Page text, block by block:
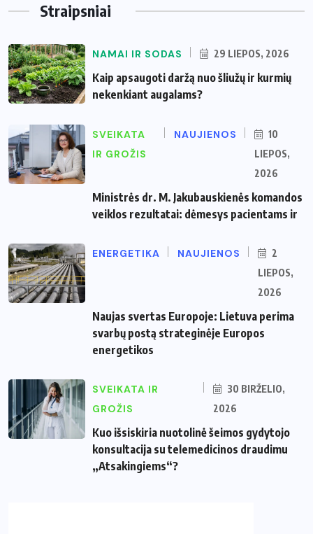
Straipsniai
NAMAI IR SODAS 29 LIEPOS, 2026
Kaip apsaugoti daržą nuo šliužų ir kurmių
nekenkiant augalams?
SVEIKATA
IR GROŽIS
NAUJIENOS
10
LIEPOS,
2026
Ministrės dr. M. Jakubauskienės komandos
veiklos rezultatai: dėmesys pacientams ir
ENERGETIKA NAUJIENOS
2
LIEPOS,
2026
Naujas svertas Europoje: Lietuva perima
svarbų postą strateginėje Europos
energetikos
SVEIKATA IR
GROŽIS
30 BIRŽELIO,
2026
Kuo išsiskiria nuotolinė šeimos gydytojo
konsultacija su telemedicinos draudimu
„Atsakingiems“?